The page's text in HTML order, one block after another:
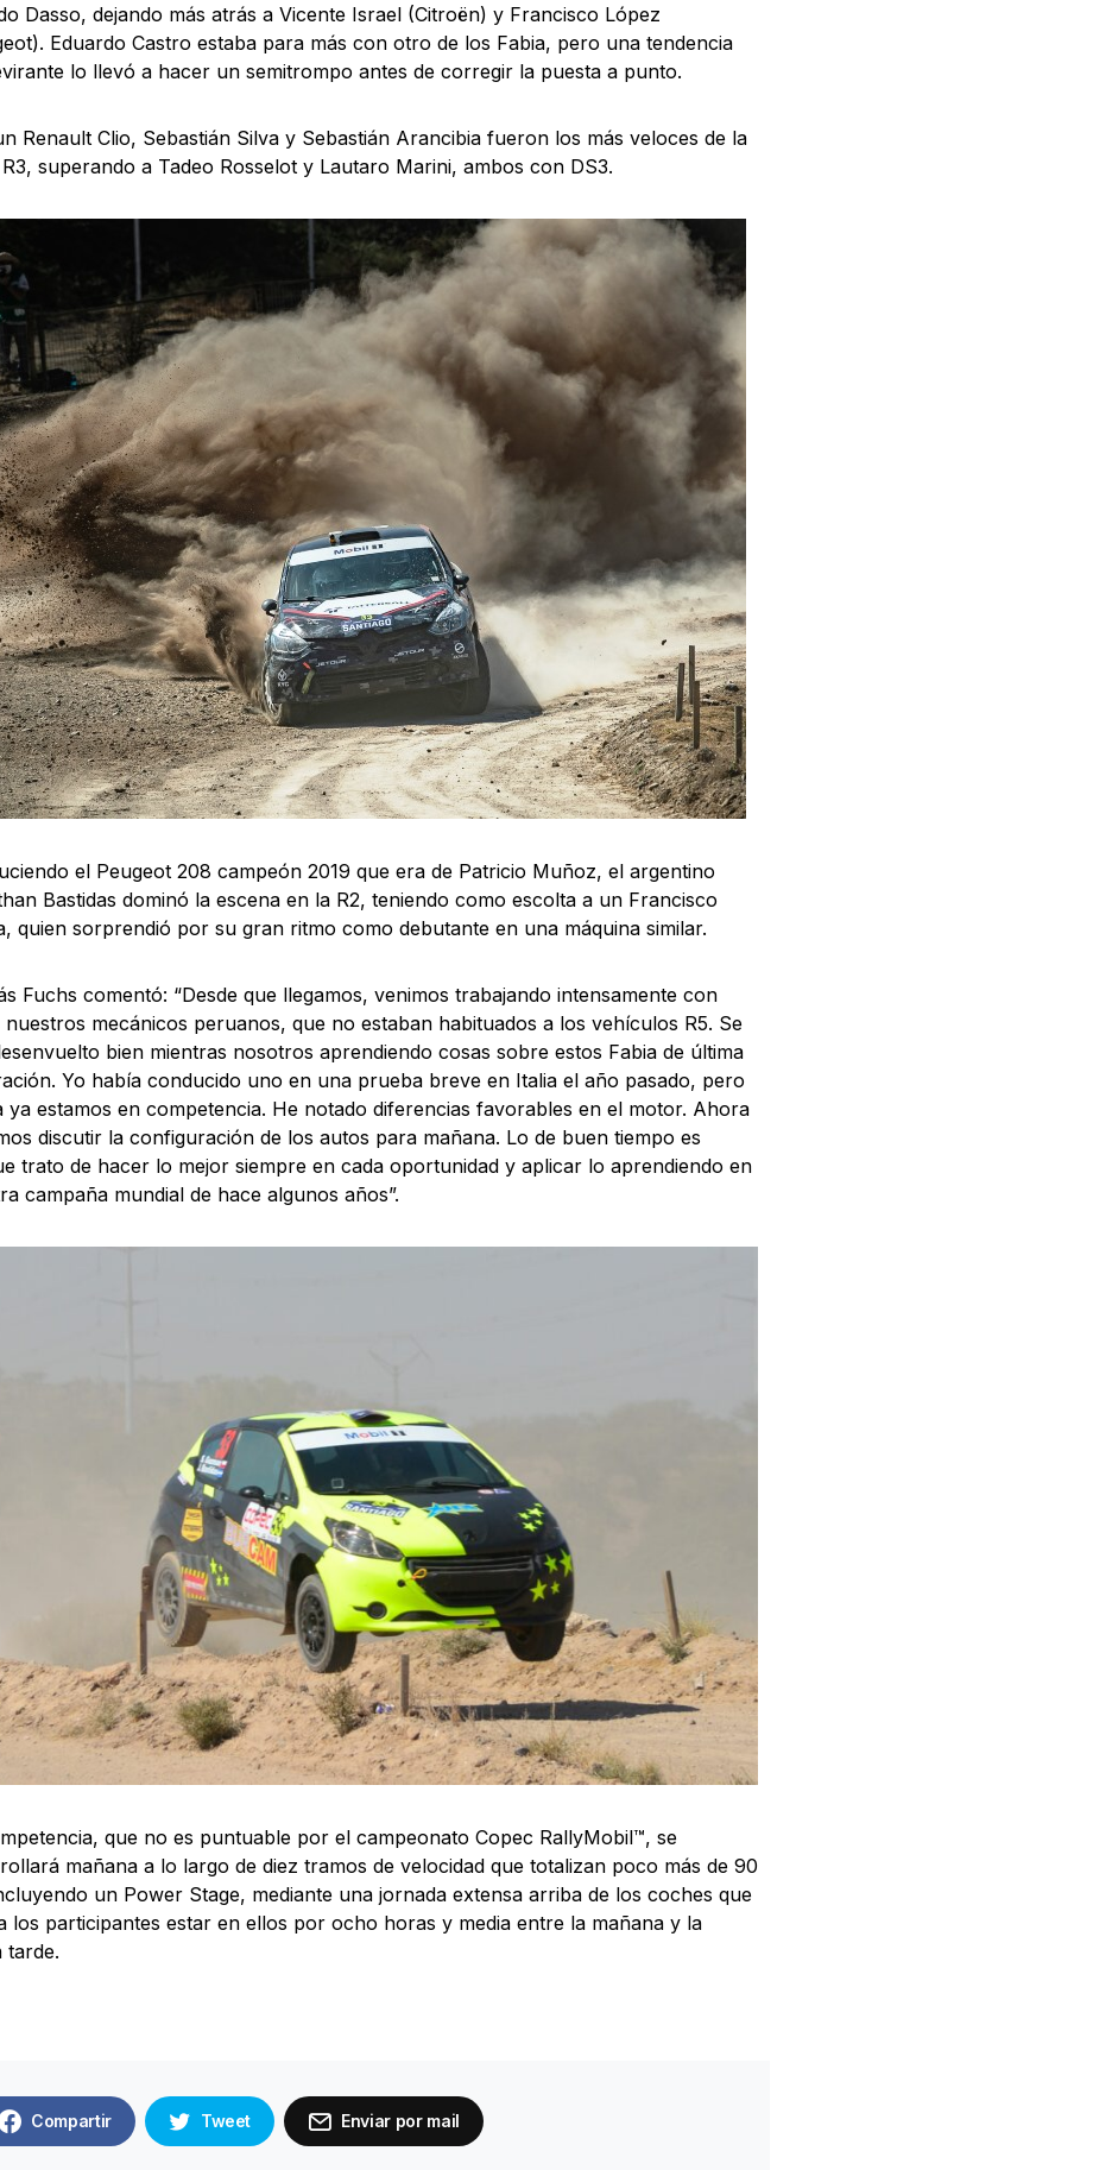
Dasso, dejando más atrás a Vicente Israel (Citroën) y Francisco López
Eduardo Castro estaba para más con otro de los Fabia, pero una tendencia
lo llevó a hacer un semitrompo antes de corregir la puesta a punto.
Renault Clio, Sebastián Silva y Sebastián Arancibia fueron los más veloces de la
superando a Tadeo Rosselot y Lautaro Marini, ambos con DS3.
el Peugeot 208 campeón 2019 que era de Patricio Muñoz, el argentino
Bastidas dominó la escena en la R2, teniendo como escolta a un Francisco
quien sorprendió por su gran ritmo como debutante en una máquina similar.
Fuchs comentó: “Desde que llegamos, venimos trabajando intensamente con
nuestros mecánicos peruanos, que no estaban habituados a los vehículos R5. Se
bien mientras nosotros aprendiendo cosas sobre estos Fabia de última
Yo había conducido uno en una prueba breve en Italia el año pasado, pero
ya estamos en competencia. He notado diferencias favorables en el motor. Ahora
discutir la configuración de los autos para mañana. Lo de buen tiempo es
trato de hacer lo mejor siempre en cada oportunidad y aplicar lo aprendiendo en
campaña mundial de hace algunos años”.
que no es puntuable por el campeonato Copec RallyMobil™, se
mañana a lo largo de diez tramos de velocidad que totalizan poco más de 90
un Power Stage, mediante una jornada extensa arriba de los coches que
los participantes estar en ellos por ocho horas y media entre la mañana y la
tarde.
Compartir Tweet Enviar por mail